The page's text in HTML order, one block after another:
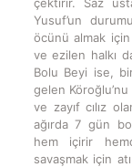
Yusuf’un
öcünü almak için
ve ezilen halkı
Bolu Beyi ise,
gelen Köroğlu’nu
ve zayıf cılız
ağırda 7 gün
hem içirir
savaşmak için